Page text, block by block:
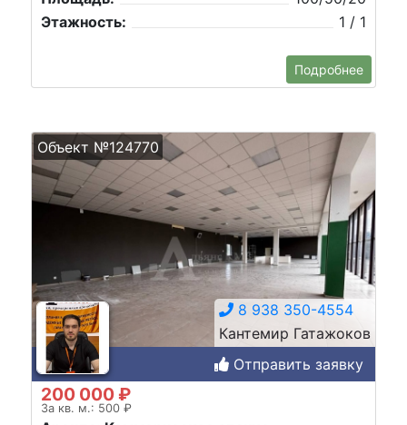
Этажность:
1 / 1
Подробнее
Объект №124770
8 938 350-4554
Кантемир Гатажоков
Отправить заявку
200 000 ₽
За кв. м.: 500 ₽